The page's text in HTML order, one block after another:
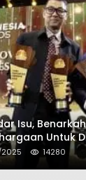
Isu,
Untuk
14280